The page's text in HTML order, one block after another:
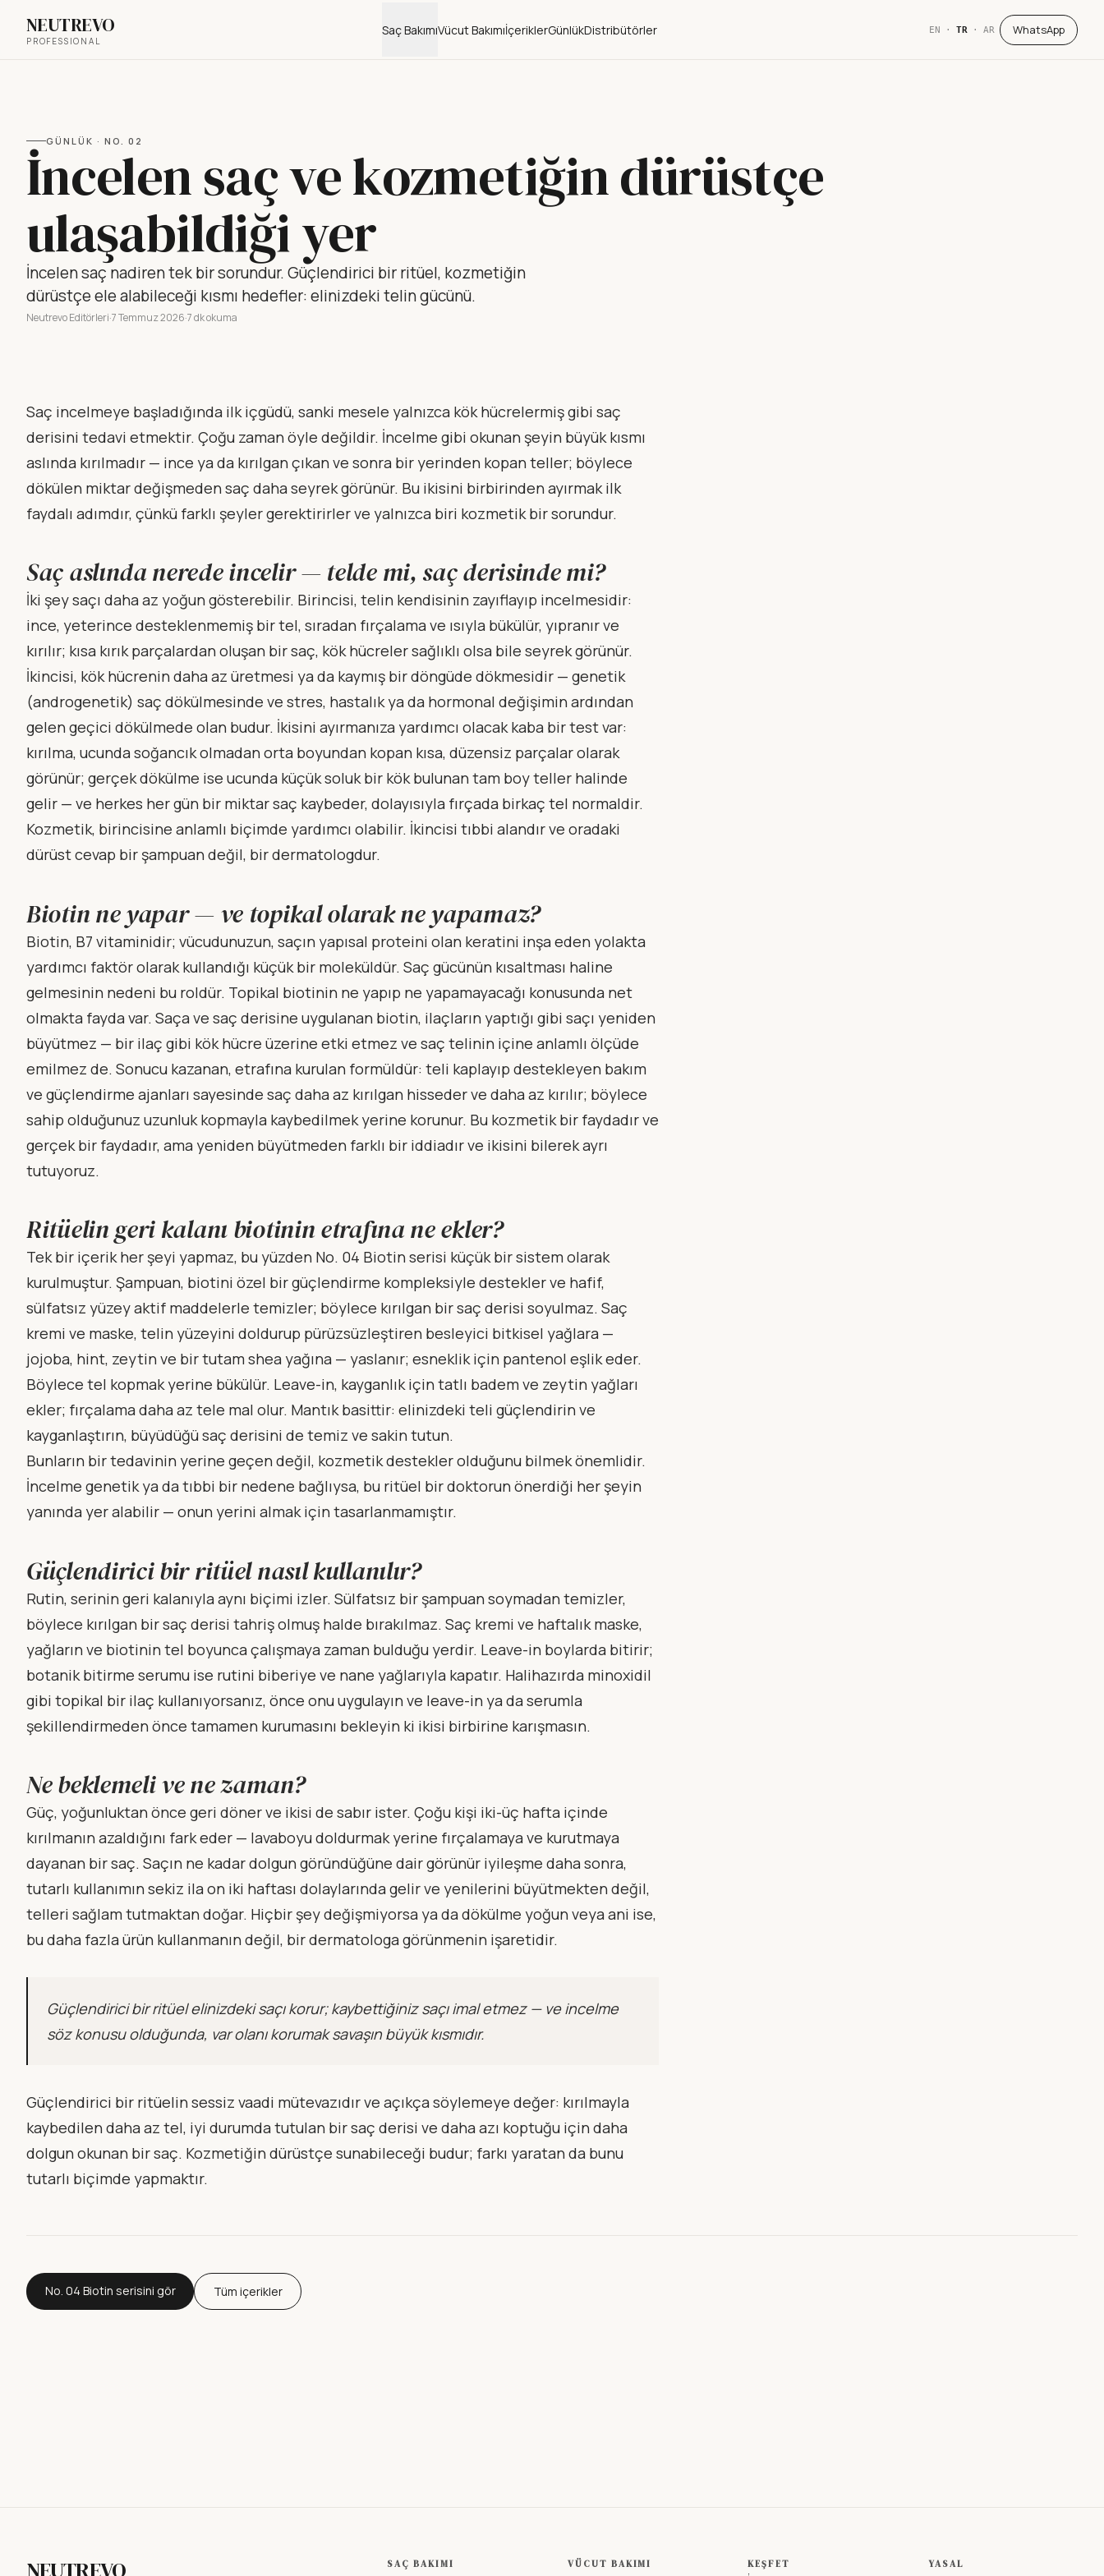
NEUTREVO
PROFESSIONAL
Saç BakımıVücut BakımıİçeriklerGünlükDistribütörler EN · TR · AR WhatsApp
GÜNLÜK · NO. 02
İncelen saç ve kozmetiğin dürüstçe
ulaşabildiği yer
İncelen saç nadiren tek bir sorundur. Güçlendirici bir ritüel, kozmetiğin
dürüstçe ele alabileceği kısmı hedefler: elinizdeki telin gücünü.
Neutrevo Editörleri·7 Temmuz 2026·7 dk okuma
Saç incelmeye başladığında ilk içgüdü, sanki mesele yalnızca kök hücrelermiş gibi saç
derisini tedavi etmektir. Çoğu zaman öyle değildir. İncelme gibi okunan şeyin büyük kısmı
aslında kırılmadır — ince ya da kırılgan çıkan ve sonra bir yerinden kopan teller; böylece
dökülen miktar değişmeden saç daha seyrek görünür. Bu ikisini birbirinden ayırmak ilk
faydalı adımdır, çünkü farklı şeyler gerektirirler ve yalnızca biri kozmetik bir sorundur.
Saç aslında nerede incelir — telde mi, saç derisinde mi?
İki şey saçı daha az yoğun gösterebilir. Birincisi, telin kendisinin zayıflayıp incelmesidir:
ince, yeterince desteklenmemiş bir tel, sıradan fırçalama ve ısıyla bükülür, yıpranır ve
kırılır; kısa kırık parçalardan oluşan bir saç, kök hücreler sağlıklı olsa bile seyrek görünür.
İkincisi, kök hücrenin daha az üretmesi ya da kaymış bir döngüde dökmesidir — genetik
(androgenetik) saç dökülmesinde ve stres, hastalık ya da hormonal değişimin ardından
gelen geçici dökülmede olan budur. İkisini ayırmanıza yardımcı olacak kaba bir test var:
kırılma, ucunda soğancık olmadan orta boyundan kopan kısa, düzensiz parçalar olarak
görünür; gerçek dökülme ise ucunda küçük soluk bir kök bulunan tam boy teller halinde
gelir — ve herkes her gün bir miktar saç kaybeder, dolayısıyla fırçada birkaç tel normaldir.
Kozmetik, birincisine anlamlı biçimde yardımcı olabilir. İkincisi tıbbi alandır ve oradaki
dürüst cevap bir şampuan değil, bir dermatologdur.
Biotin ne yapar — ve topikal olarak ne yapamaz?
Biotin, B7 vitaminidir; vücudunuzun, saçın yapısal proteini olan keratini inşa eden yolakta
yardımcı faktör olarak kullandığı küçük bir moleküldür. Saç gücünün kısaltması haline
gelmesinin nedeni bu roldür. Topikal biotinin ne yapıp ne yapamayacağı konusunda net
olmakta fayda var. Saça ve saç derisine uygulanan biotin, ilaçların yaptığı gibi saçı yeniden
büyütmez — bir ilaç gibi kök hücre üzerine etki etmez ve saç telinin içine anlamlı ölçüde
emilmez de. Sonucu kazanan, etrafına kurulan formüldür: teli kaplayıp destekleyen bakım
ve güçlendirme ajanları sayesinde saç daha az kırılgan hisseder ve daha az kırılır; böylece
sahip olduğunuz uzunluk kopmayla kaybedilmek yerine korunur. Bu kozmetik bir faydadır ve
gerçek bir faydadır, ama yeniden büyütmeden farklı bir iddiadır ve ikisini bilerek ayrı
tutuyoruz.
Ritüelin geri kalanı biotinin etrafına ne ekler?
Tek bir içerik her şeyi yapmaz, bu yüzden No. 04 Biotin serisi küçük bir sistem olarak
kurulmuştur. Şampuan, biotini özel bir güçlendirme kompleksiyle destekler ve hafif,
sülfatsız yüzey aktif maddelerle temizler; böylece kırılgan bir saç derisi soyulmaz. Saç
kremi ve maske, telin yüzeyini doldurup pürüzsüzleştiren besleyici bitkisel yağlara —
jojoba, hint, zeytin ve bir tutam shea yağına — yaslanır; esneklik için pantenol eşlik eder.
Böylece tel kopmak yerine bükülür. Leave-in, kayganlık için tatlı badem ve zeytin yağları
ekler; fırçalama daha az tele mal olur. Mantık basittir: elinizdeki teli güçlendirin ve
kayganlaştırın, büyüdüğü saç derisini de temiz ve sakin tutun.
Bunların bir tedavinin yerine geçen değil, kozmetik destekler olduğunu bilmek önemlidir.
İncelme genetik ya da tıbbi bir nedene bağlıysa, bu ritüel bir doktorun önerdiği her şeyin
yanında yer alabilir — onun yerini almak için tasarlanmamıştır.
Güçlendirici bir ritüel nasıl kullanılır?
Rutin, serinin geri kalanıyla aynı biçimi izler. Sülfatsız bir şampuan soymadan temizler,
böylece kırılgan bir saç derisi tahriş olmuş halde bırakılmaz. Saç kremi ve haftalık maske,
yağların ve biotinin tel boyunca çalışmaya zaman bulduğu yerdir. Leave-in boylarda bitirir;
botanik bitirme serumu ise rutini biberiye ve nane yağlarıyla kapatır. Halihazırda minoxidil
gibi topikal bir ilaç kullanıyorsanız, önce onu uygulayın ve leave-in ya da serumla
şekillendirmeden önce tamamen kurumasını bekleyin ki ikisi birbirine karışmasın.
Ne beklemeli ve ne zaman?
Güç, yoğunluktan önce geri döner ve ikisi de sabır ister. Çoğu kişi iki-üç hafta içinde
kırılmanın azaldığını fark eder — lavaboyu doldurmak yerine fırçalamaya ve kurutmaya
dayanan bir saç. Saçın ne kadar dolgun göründüğüne dair görünür iyileşme daha sonra,
tutarlı kullanımın sekiz ila on iki haftası dolaylarında gelir ve yenilerini büyütmekten değil,
telleri sağlam tutmaktan doğar. Hiçbir şey değişmiyorsa ya da dökülme yoğun veya ani ise,
bu daha fazla ürün kullanmanın değil, bir dermatologa görünmenin işaretidir.
Güçlendirici bir ritüel elinizdeki saçı korur; kaybettiğiniz saçı imal etmez — ve incelme
söz konusu olduğunda, var olanı korumak savaşın büyük kısmıdır.
Güçlendirici bir ritüelin sessiz vaadi mütevazıdır ve açıkça söylemeye değer: kırılmayla
kaybedilen daha az tel, iyi durumda tutulan bir saç derisi ve daha azı koptuğu için daha
dolgun okunan bir saç. Kozmetiğin dürüstçe sunabileceği budur; farkı yaratan da bunu
tutarlı biçimde yapmaktır.
No. 04 Biotin serisini gör Tüm içerikler
SAÇ BAKIMI VÜCUT BAKIMI KEŞFET YASAL